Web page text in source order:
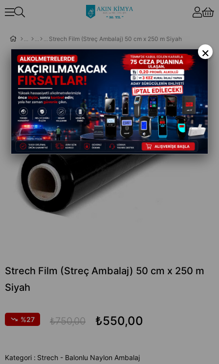
Strech Film (Streç Ambalaj) 50 cm x 250 m Siyah
Strech Film (Streç Ambalaj) 50 cm x 250 m
Siyah
27 ₺750,00 ₺550,00
Kategori : Strech - Balonlu Naylon Ambalaj
×